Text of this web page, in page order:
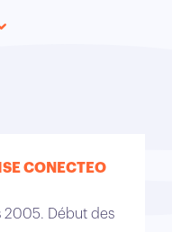
CONECTEO
2005. Début des